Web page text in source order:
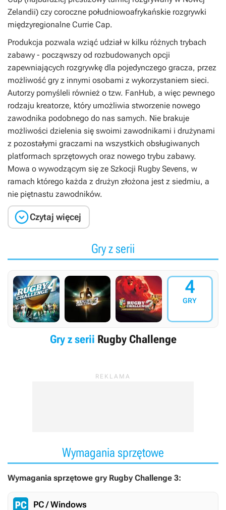
Zelandii) czy coroczne południowoafrykańskie rozgrywki
międzyregionalne Currie Cap.
Produkcja pozwala wziąć udział w kilku różnych trybach
zabawy - począwszy od rozbudowanych opcji
zapewniających rozgrywkę dla pojedynczego gracza, przez
możliwość gry z innymi osobami z wykorzystaniem sieci.
Autorzy pomyśleli również o tzw. FanHub, a więc pewnego
rodzaju kreatorze, który umożliwia stworzenie nowego
zawodnika podobnego do nas samych. Nie brakuje
możliwości dzielenia się swoimi zawodnikami i drużynami
z pozostałymi graczami na wszystkich obsługiwanych
platformach sprzętowych oraz nowego trybu zabawy.
Mowa o wywodzącym się ze Szkocji Rugby Sevens, w
ramach którego każda z drużyn złożona jest z siedmiu, a
nie piętnastu zawodników.
Czytaj więcej
Gry z serii
4
GRY
Gry z serii Rugby Challenge
Wymagania sprzętowe
Wymagania sprzętowe gry Rugby Challenge 3:
PC / Windows